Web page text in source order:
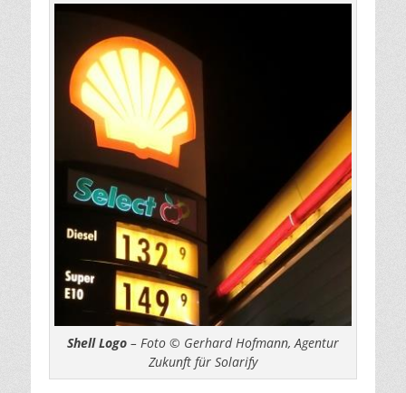
Shell Logo – Foto © Gerhard Hofmann, Agentur
Zukunft für Solarify